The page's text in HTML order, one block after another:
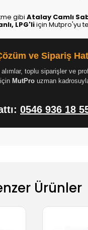
gibi Atalay Camlı
LPG'liiçin Mutpro'yu
ve Sipariş
alımlar, toplu siparişler ve
MutPro uzman
0546 936 18
Ürünler